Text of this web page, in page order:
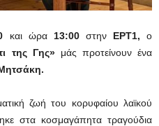
και ώρα 13:00 στην ΕΡΤ1, ο
της Γης»μάς προτείνουν ένα
ζωή του κορυφαίου λαϊκού
στα κοσμαγάπητα τραγούδια